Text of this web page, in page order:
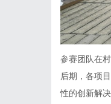
参赛团队在
后期，各项
性的创新解